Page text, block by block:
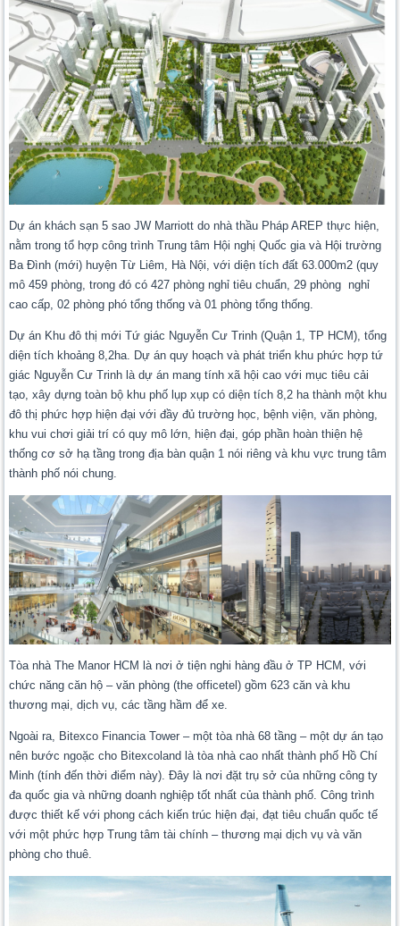
Dự án khách sạn 5 sao JW Marriott do nhà thầu Pháp AREP thực hiện,
nằm trong tổ hợp công trình Trung tâm Hội nghị Quốc gia và Hội trường
Ba Đình (mới) huyện Từ Liêm, Hà Nội, với diện tích đất 63.000m2 (quy
mô 459 phòng, trong đó có 427 phòng nghỉ tiêu chuẩn, 29 phòng nghỉ
cao cấp, 02 phòng phó tổng thống và 01 phòng tổng thống.
Dự án Khu đô thị mới Tứ giác Nguyễn Cư Trinh (Quận 1, TP HCM), tổng
diện tích khoảng 8,2ha. Dự án quy hoạch và phát triển khu phức hợp tứ
giác Nguyễn Cư Trinh là dự án mang tính xã hội cao với mục tiêu cải
tạo, xây dựng toàn bộ khu phố lụp xụp có diện tích 8,2 ha thành một khu
đô thị phức hợp hiện đại với đầy đủ trường học, bệnh viện, văn phòng,
khu vui chơi giải trí có quy mô lớn, hiện đại, góp phần hoàn thiện hệ
thống cơ sở hạ tầng trong địa bàn quận 1 nói riêng và khu vực trung tâm
thành phố nói chung.
Tòa nhà The Manor HCM là nơi ở tiện nghi hàng đầu ở TP HCM, với
chức năng căn hộ – văn phòng (the officetel) gồm 623 căn và khu
thương mại, dịch vụ, các tầng hầm để xe.
Ngoài ra, Bitexco Financia Tower – một tòa nhà 68 tầng – một dự án tạo
nên bước ngoặc cho Bitexcoland là tòa nhà cao nhất thành phố Hồ Chí
Minh (tính đến thời điểm này). Đây là nơi đặt trụ sở của những công ty
đa quốc gia và những doanh nghiệp tốt nhất của thành phố. Công trình
được thiết kế với phong cách kiến trúc hiện đại, đạt tiêu chuẩn quốc tế
với một phức hợp Trung tâm tài chính – thương mại dịch vụ và văn
phòng cho thuê.